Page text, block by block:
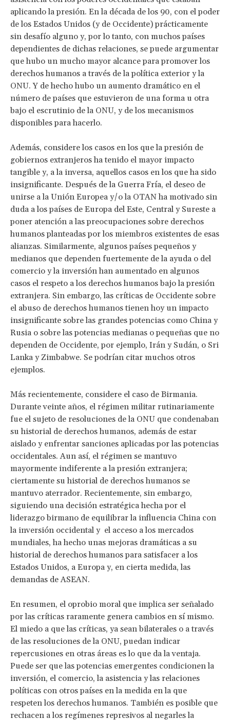
aplicando la presión. En la década de los 90, con el poder
de los Estados Unidos (y de Occidente) prácticamente
sin desafío alguno y, por lo tanto, con muchos países
dependientes de dichas relaciones, se puede argumentar
que hubo un mucho mayor alcance para promover los
derechos humanos a través de la política exterior y la
ONU. Y de hecho hubo un aumento dramático en el
número de países que estuvieron de una forma u otra
bajo el escrutinio de la ONU, y de los mecanismos
disponibles para hacerlo.
Además, considere los casos en los que la presión de
gobiernos extranjeros ha tenido el mayor impacto
tangible y, a la inversa, aquellos casos en los que ha sido
insignificante. Después de la Guerra Fría, el deseo de
unirse a la Unión Europea y/o la OTAN ha motivado sin
duda a los países de Europa del Este, Central y Sureste a
poner atención a las preocupaciones sobre derechos
humanos planteadas por los miembros existentes de esas
alianzas. Similarmente, algunos países pequeños y
medianos que dependen fuertemente de la ayuda o del
comercio y la inversión han aumentado en algunos
casos el respeto a los derechos humanos bajo la presión
extranjera. Sin embargo, las críticas de Occidente sobre
el abuso de derechos humanos tienen hoy un impacto
insignificante sobre las grandes potencias como China y
Rusia o sobre las potencias medianas o pequeñas que no
dependen de Occidente, por ejemplo, Irán y Sudán, o Sri
Lanka y Zimbabwe. Se podrían citar muchos otros
ejemplos.
Más recientemente, considere el caso de Birmania.
Durante veinte años, el régimen militar rutinariamente
fue el sujeto de resoluciones de la ONU que condenaban
su historial de derechos humanos, además de estar
aislado y enfrentar sanciones aplicadas por las potencias
occidentales. Aun así, el régimen se mantuvo
mayormente indiferente a la presión extranjera;
ciertamente su historial de derechos humanos se
mantuvo aterrador. Recientemente, sin embargo,
siguiendo una decisión estratégica hecha por el
liderazgo birmano de equilibrar la influencia China con
la inversión occidental y el acceso a los mercados
mundiales, ha hecho unas mejoras dramáticas a su
historial de derechos humanos para satisfacer a los
Estados Unidos, a Europa y, en cierta medida, las
demandas de ASEAN.
En resumen, el oprobio moral que implica ser señalado
por las críticas raramente genera cambios en sí mismo.
El miedo a que las críticas, ya sean bilaterales o a través
de las resoluciones de la ONU, puedan indicar
repercusiones en otras áreas es lo que da la ventaja.
Puede ser que las potencias emergentes condicionen la
inversión, el comercio, la asistencia y las relaciones
políticas con otros países en la medida en la que
respeten los derechos humanos. También es posible que
rechacen a los regímenes represivos al negarles la